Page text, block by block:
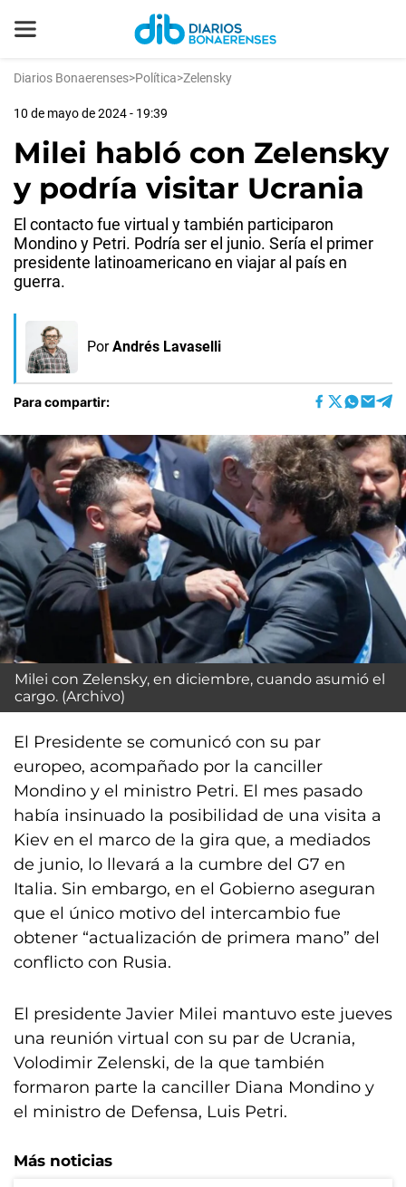
Diarios Bonaerenses>Política>Zelensky
10 de mayo de 2024 - 19:39
Milei habló con Zelensky
y podría visitar Ucrania
El contacto fue virtual y también participaron
Mondino y Petri. Podría ser el junio. Sería el primer
presidente latinoamericano en viajar al país en
guerra.
Por Andrés Lavaselli
Para compartir:
Milei con Zelensky, en diciembre, cuando asumió el
cargo. (Archivo)
El Presidente se comunicó con su par
europeo, acompañado por la canciller
Mondino y el ministro Petri. El mes pasado
había insinuado la posibilidad de una visita a
Kiev en el marco de la gira que, a mediados
de junio, lo llevará a la cumbre del G7 en
Italia. Sin embargo, en el Gobierno aseguran
que el único motivo del intercambio fue
obtener “actualización de primera mano” del
conflicto con Rusia.
El presidente Javier Milei mantuvo este jueves
una reunión virtual con su par de Ucrania,
Volodimir Zelenski, de la que también
formaron parte la canciller Diana Mondino y
el ministro de Defensa, Luis Petri.
Más noticias